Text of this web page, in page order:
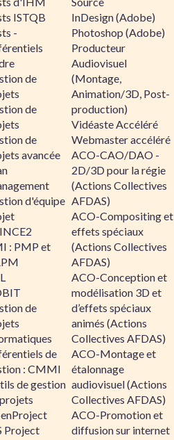
ISTQB
-
de
de
de
avancée
d'équipe
: PMP et
de
de
: CMMI
de gestion
Project
InDesign (Adobe)
Photoshop (Adobe)
Producteur
Audiovisuel
(Montage,
Animation/3D, Post-
production)
Vidéaste Accéléré
Webmaster accéléré
ACO-CAO/DAO -
2D/3D pour la régie
(Actions Collectives
AFDAS)
ACO-Compositing et
effets spéciaux
(Actions Collectives
AFDAS)
ACO-Conception et
modélisation 3D et
d’effets spéciaux
animés (Actions
Collectives AFDAS)
ACO-Montage et
étalonnage
audiovisuel (Actions
Collectives AFDAS)
ACO-Promotion et
diffusion sur internet